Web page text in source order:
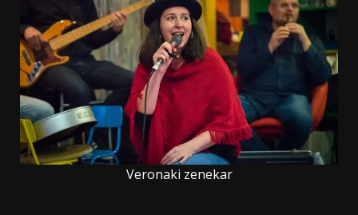
Veronaki zenekar